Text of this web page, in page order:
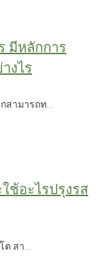
มีหลักการ
งไร
ามารถท...
ช้อะไรปรุงรส
สา...